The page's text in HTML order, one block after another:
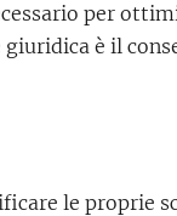
per
è il
le proprie